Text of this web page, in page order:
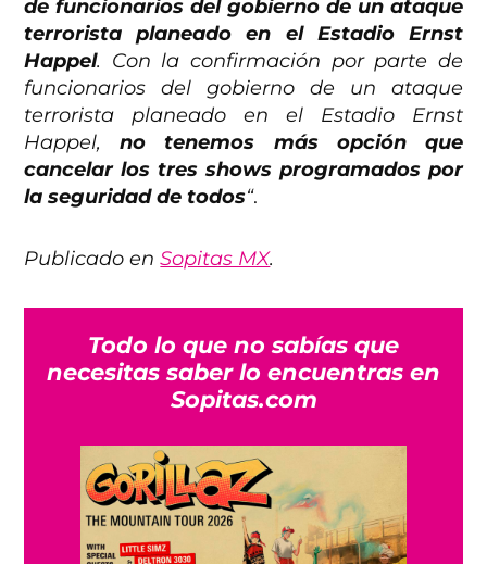
de funcionarios del gobierno de un ataque
terrorista planeado en el Estadio Ernst
Happel. Con la confirmación por parte de
funcionarios del gobierno de un ataque
terrorista planeado en el Estadio Ernst
Happel,no tenemos más opción que
cancelar los tres shows programados por
la seguridad de todos“.
Publicado enSopitas MX.
Todo lo que no sabías que
necesitas saber lo encuentras en
Sopitas.com